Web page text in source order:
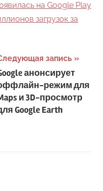
на Google Play
загрузок за
запись
анонсирует
режим для
и 3D-просмотр
Google Earth